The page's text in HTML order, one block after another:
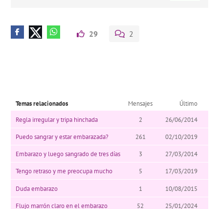
29 2
Temas relacionados Mensajes
Último
Regla irregular y tripa hinchada
2 26/06/2014
Puedo sangrar y estar embarazada? 261 02/10/2019
Embarazo y luego sangrado de tres días 3 27/03/2014
Tengo retraso y me preocupa mucho 5 17/03/2019
Duda embarazo 1 10/08/2015
Flujo marrón claro en el embarazo 52 25/01/2024